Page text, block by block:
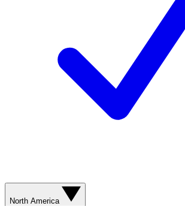
North America